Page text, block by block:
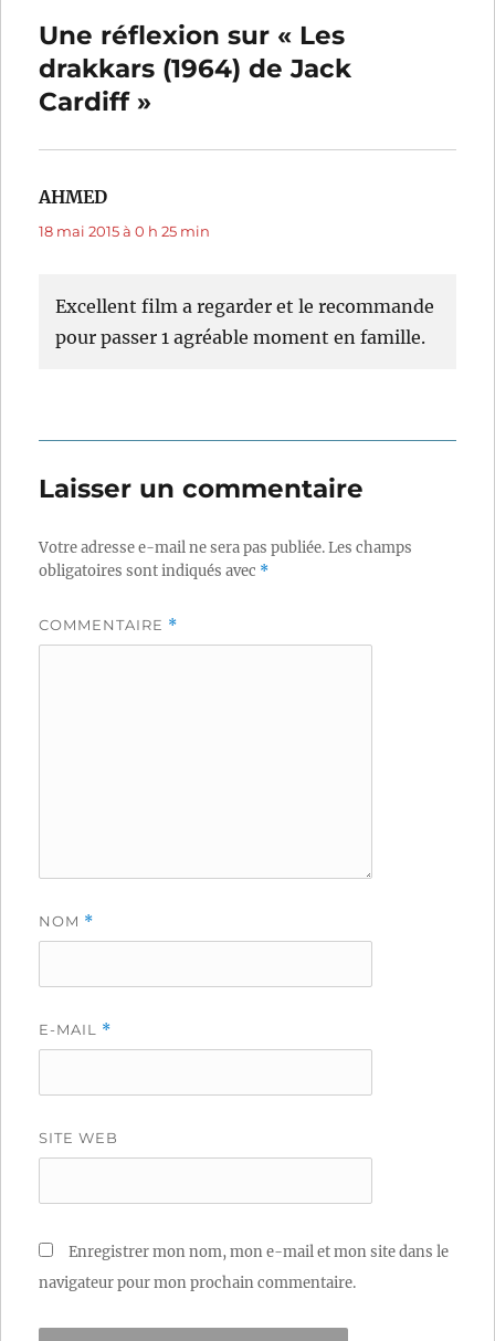
Une réflexion sur « Les
drakkars (1964) de Jack
Cardiff »
AHMED
18 mai 2015 à 0 h 25 min
Excellent film a regarder et le recommande
pour passer 1 agréable moment en famille.
Laisser un commentaire
Votre adresse e-mail ne sera pas publiée.Les champs
obligatoires sont indiqués avec *
COMMENTAIRE *
NOM *
E-MAIL *
SITE WEB
Enregistrer mon nom, mon e-mail et mon site dans le
navigateur pour mon prochain commentaire.